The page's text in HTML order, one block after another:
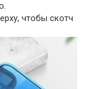
чтобы скотч